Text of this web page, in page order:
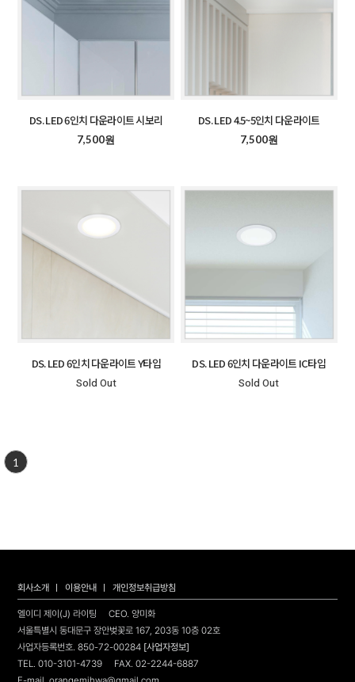
DS. LED 6인치 다운라이트 시보리
7,500원
DS. LED 4.5~5인치 다운라이트
7,500원
DS. LED 6인치 다운라이트 Y타입
Sold Out
DS. LED 6인치 다운라이트 IC타입
Sold Out
1
회사소개 이용안내 개인정보취급방침
엘이디 제이(J) 라이팅
CEO. 양미화
서울특별시 동대문구 장안벚꽃로 167, 203동 10층 02호
사업자등록번호. 850-72-00284 [사업자정보]
TEL. 010-3101-4739 FAX. 02-2244-6887